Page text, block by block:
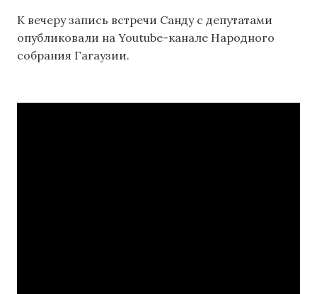
К вечеру запись встречи Санду с депутатами
опубликовали на Youtube-канале Народного
собрания Гагаузии.